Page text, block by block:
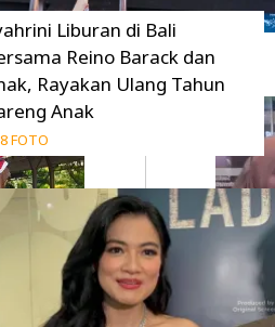
Berkuda,
Momen
Bandara Jadi
Liburan di Bali
Reino Barack dan
Rayakan Ulang Tahun
Anak
8 FOTO